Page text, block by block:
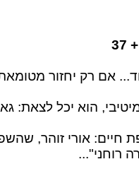
אם רק יחזור
הוא יכל לצאת:
אורי זוהר,
רוחני"...